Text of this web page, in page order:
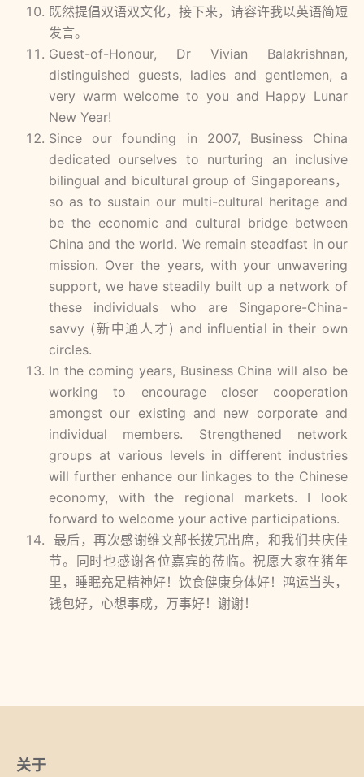
既然提倡双语双文化，接下来，请容许我以英语简短
发言。
Guest-of-Honour, Dr Vivian Balakrishnan,
distinguished guests, ladies and gentlemen, a
very warm welcome to you and Happy Lunar
New Year!
Since our founding in 2007, Business China
dedicated ourselves to nurturing an inclusive
bilingual and bicultural group of Singaporeans，
so as to sustain our multi-cultural heritage and
be the economic and cultural bridge between
China and the world. We remain steadfast in our
mission. Over the years, with your unwavering
support, we have steadily built up a network of
these individuals who are Singapore-China-
savvy (新中通人才) and influential in their own
circles.
In the coming years, Business China will also be
working to encourage closer cooperation
amongst our existing and new corporate and
individual members. Strengthened network
groups at various levels in different industries
will further enhance our linkages to the Chinese
economy, with the regional markets. I look
forward to welcome your active participations.
最后，再次感谢维文部长拨冗出席，和我们共庆佳
节。同时也感谢各位嘉宾的莅临。祝愿大家在猪年
里，睡眠充足精神好！饮食健康身体好！鸿运当头，
钱包好，心想事成，万事好！谢谢！
关于